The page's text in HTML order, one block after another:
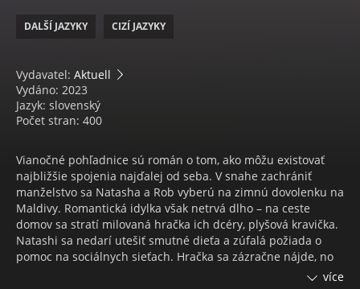
DALŠÍ JAZYKY CIZÍ JAZYKY
Vydavatel: Aktuell
Vydáno: 2023
Jazyk: slovenský
Počet stran: 400
Vianočné pohľadnice sú román o tom, ako môžu existovať
najbližšie spojenia najďalej od seba. V snahe zachrániť
manželstvo sa Natasha a Rob vyberú na zimnú dovolenku na
Maldivy. Romantická idylka však netrvá dlho – na ceste
domov sa stratí milovaná hračka ich dcéry, plyšová kravička.
Natashi sa nedarí utešiť smutné dieťa a zúfalá požiada o
pomoc na sociálnych sieťach. Hračka sa zázračne nájde, no
medzičasom sa stala šťastným talizmanom pre Duffyho, více